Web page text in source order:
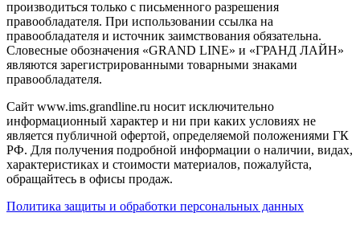
производиться только с письменного разрешения
правообладателя. При использовании ссылка на
правообладателя и источник заимствования обязательна.
Словесные обозначения «GRAND LINE» и «ГРАНД ЛАЙН»
являются зарегистрированными товарными знаками
правообладателя.
Сайт www.ims.grandline.ru носит исключительно
информационный характер и ни при каких условиях не
является публичной офертой, определяемой положениями ГК
РФ. Для получения подробной информации о наличии, видах,
характеристиках и стоимости материалов, пожалуйста,
обращайтесь в офисы продаж.
Политика защиты и обработки персональных данных